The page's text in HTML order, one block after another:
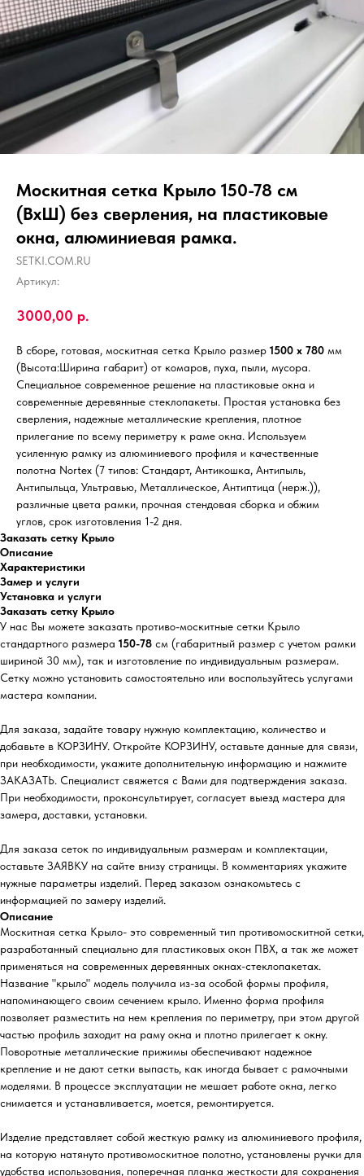
Москитная сетка Крыло 150-78 см
(ВхШ) без сверления, на пластиковые
окна, алюминиевая рамка.
SETKI.COM.RU
Артикул:
3000,00 р.
В сборе, готовая, москитная сетка Крыло размер 1500 х 780 мм
(Высота:Ширина габарит) от комаров, пуха, пыли, мусора.
Специальное современное решение на пластиковые окна и
современные деревянные стеклопакеты. Простая установка без
сверления, надежные металлические крепления, плотное
прилегание по всему периметру к раме окна. Используем
усиленную рамку из алюминиевого профиля и качественные
полотна Nortex (7 типов: Стандарт, Антикошка, Антипыль,
Антипыльца, Ультравью, Металлическое, Антиптица (нерж.)),
различные цвета рамки, прочная стендовая сборка и обжим
углов, срок изготовления 1-2 дня.
Заказать сетку Крыло
Описание
Характеристики
Замер и услуги
Установка и услуги
Заказать сетку Крыло
У нас Вы можете заказать противо-москитные сетки Крыло
стандартного размера 150-78 см (габаритный размер с учетом рамки
шириной 30 мм), так и изготовление по индивидуальным размерам.
Сетку можно установить самостоятельно или воспользуйтесь услугами
мастера компании.
Для заказа, задайте товару нужную комплектацию, количество и
добавьте в КОРЗИНУ. Откройте КОРЗИНУ, оставьте данные для связи,
при необходимости, укажите дополнительную информацию и нажмите
ЗАКАЗАТЬ. Специалист свяжется с Вами для подтверждения заказа.
При необходимости, проконсультирует, согласует выезд мастера для
замера, доставки, установки.
Для заказа сеток по индивидуальным размерам и комплектации,
оставьте ЗАЯВКУ на сайте внизу страницы. В комментариях укажите
нужные параметры изделий. Перед заказом ознакомьтесь с
информацией по замеру изделий.
Описание
Москитная сетка Крыло- это современный тип противомоскитной сетки,
разработанный специально для пластиковых окон ПВХ, а так же может
применяться на современных деревянных окнах-стеклопакетах.
Название "крыло" модель получила из-за особой формы профиля,
напоминающего своим сечением крыло. Именно форма профиля
позволяет разместить на нем крепления по периметру, при этом другой
частью профиль заходит на раму окна и плотно прилегает к окну.
Поворотные металлические прижимы обеспечивают надежное
крепление и не дают сетки выпасть, как иногда бывает с рамочными
моделями. В процессе эксплуатации не мешает работе окна, легко
снимается и устанавливается, моется, ремонтируется.
Изделие представляет собой жесткую рамку из алюминиевого профиля,
на которую натянуто противомоскитное полотно, установлены ручки для
удобства использования, поперечная планка жесткости для сохранения